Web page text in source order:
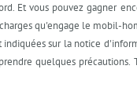
Et vous pouvez gagner
qu'engage le mobil-
sur la notice
quelques précautions.